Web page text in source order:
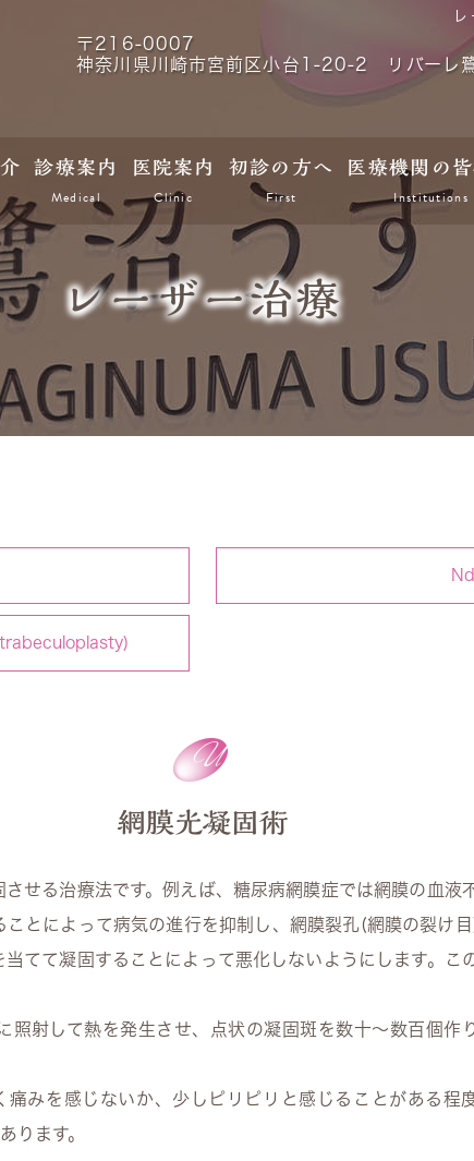
〒216-0007
神奈川県川崎市宮前区小台1-20-2 リバーレ
診療案内
Medical
医院案内
Clinic
初診の方へ
First
医療機関の
Institutions
レーザー治療
trabeculoplasty)
網膜光凝固術
せる治療法です。例えば、糖尿病網膜症では網膜の血液
とによって病気の進行を抑制し、網膜裂孔(網膜の裂け
てて凝固することによって悪化しないようにします。こ
射して熱を発生させ、点状の凝固斑を数十〜数百個作
みを感じないか、少しピリピリと感じることがある程
ります。